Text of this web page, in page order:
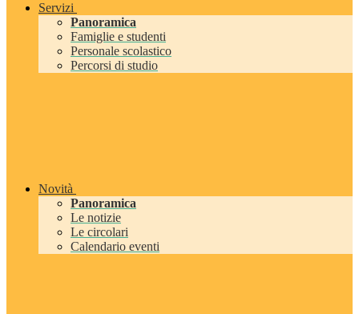
Servizi
Panoramica
Famiglie e studenti
Personale scolastico
Percorsi di studio
Novità
Panoramica
Le notizie
Le circolari
Calendario eventi